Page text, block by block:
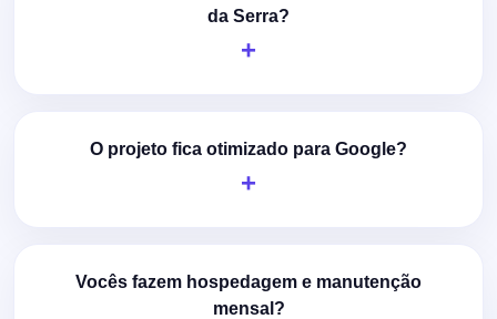
da Serra?
O projeto fica otimizado para Google?
Vocês fazem hospedagem e manutenção
mensal?